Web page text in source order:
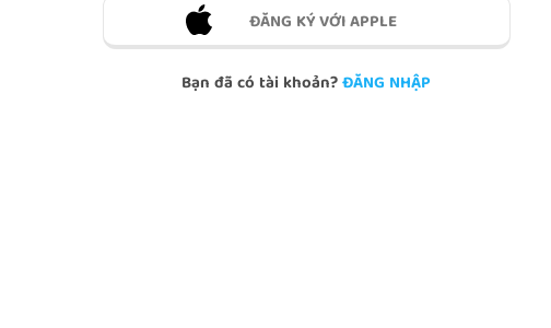
ĐĂNG KÝ VỚI APPLE
Bạn đã có tài khoản?ĐĂNG NHẬP